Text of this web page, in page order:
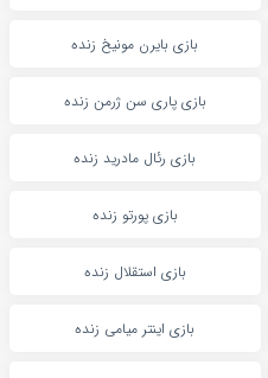
بازی بایرن مونیخ زنده
بازی پاری سن ژرمن زنده
بازی رئال مادرید زنده
بازی پورتو زنده
بازی استقلال زنده
بازی اینتر میامی زنده